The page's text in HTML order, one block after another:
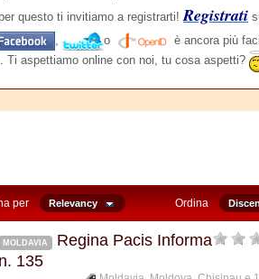
questo ti invitiamo a registrarti!Registrati
, o è ancora più
Ti aspettiamo online con noi, tu cosa aspetti?
per Relevancy Ordina
MOLDAVIA
Regina Pacis Informa
n. 135